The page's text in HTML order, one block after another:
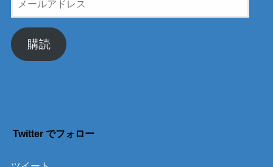
ー
ア
ド
購読
Twitter でフォロー